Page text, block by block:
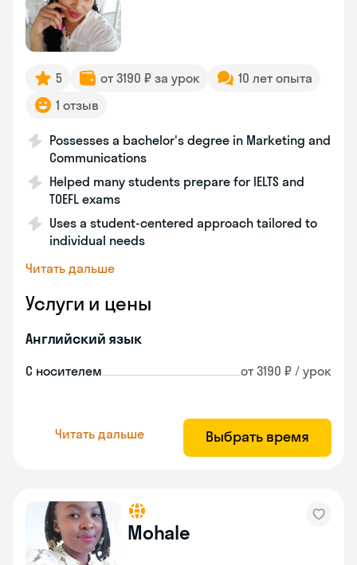
5 от 3190 ₽ за урок
10 лет опыта
1 отзыв
Possesses a bachelor's degree in Marketing and
Communications
Helped many students prepare for IELTS and
TOEFL exams
Uses a student-centered approach tailored to
individual needs
Читать дальше
Услуги и цены
Английский язык
С носителем от 3190 ₽ / урок
Читать дальше Выбрать время
Mohale